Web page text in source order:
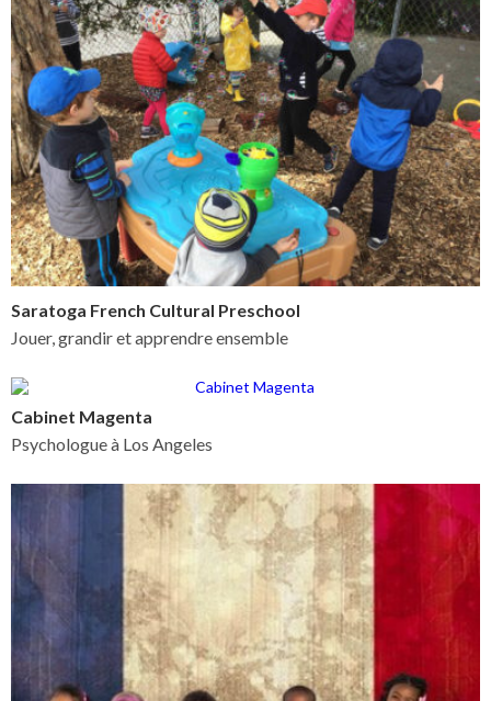
Saratoga French Cultural Preschool
Jouer, grandir et apprendre ensemble
Cabinet Magenta
Psychologue à Los Angeles